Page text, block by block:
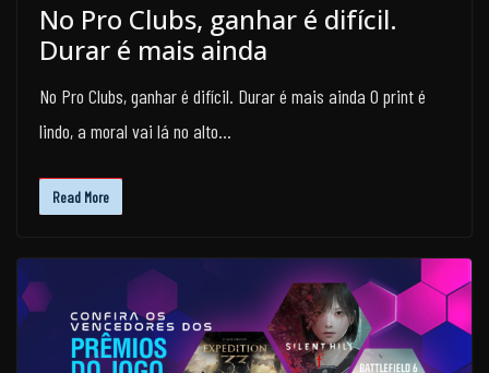
No Pro Clubs, ganhar é difícil.
Durar é mais ainda
No Pro Clubs, ganhar é difícil. Durar é mais ainda O print é
lindo, a moral vai lá no alto…
Read More